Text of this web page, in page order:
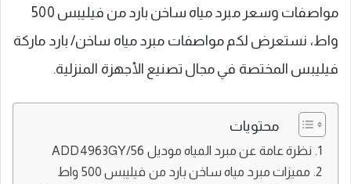
مواصفات وسعر مبرد مياه ساخن بارد من فيليبس 500
واط، نستعرض لكم مواصفات مبرد مياه ساخن/ بارد ماركة
فيليبس المختصة في مجال تصنيع الأجهزة المنزلية.
محتويات
نظرة عامة عن مبرد المياه موديل ADD4963GY/56
مميزات مبرد مياه ساخن بارد من فيليبس 500 واط